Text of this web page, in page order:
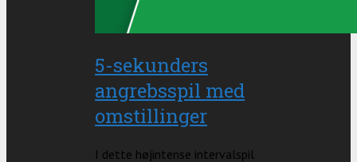
5-sekunders
angrebsspil med
omstillinger
I dette højintense intervalspil